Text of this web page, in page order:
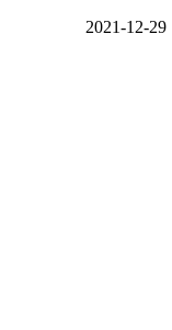
2021-12-29